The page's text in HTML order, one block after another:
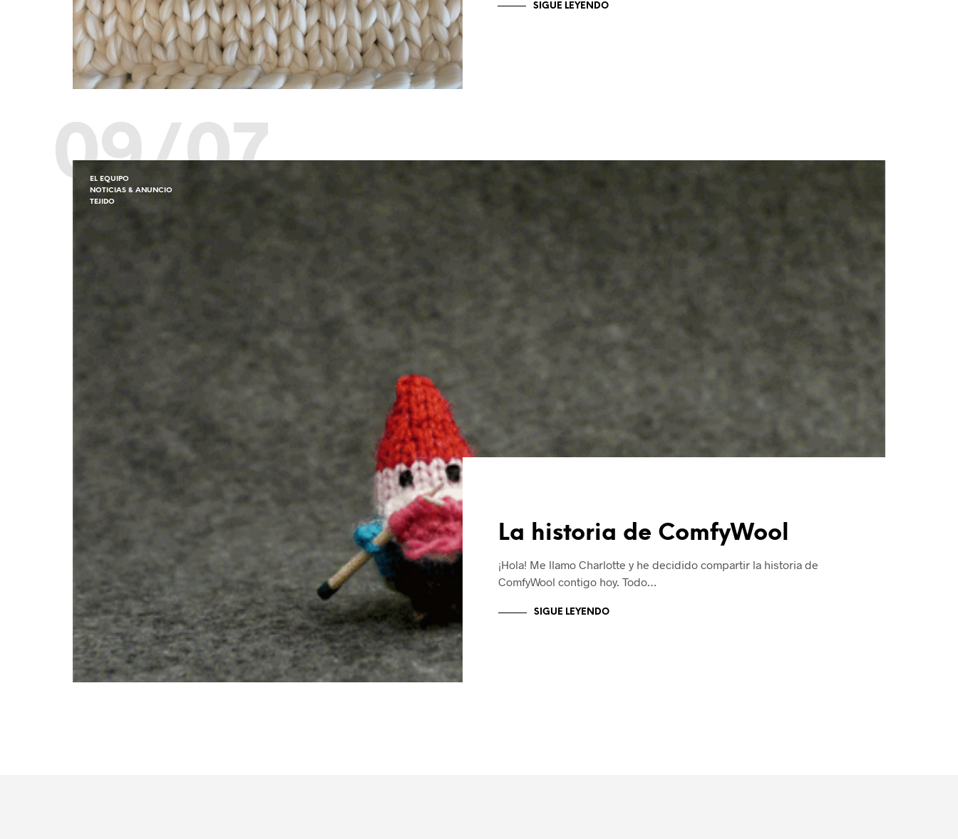
SIGUE LEYENDO
09/07
EL EQUIPO
NOTICIAS & ANUNCIO
TEJIDO
La historia de ComfyWool
¡Hola! Me llamo Charlotte y he decidido compartir la historia de
ComfyWool contigo hoy. Todo…
SIGUE LEYENDO